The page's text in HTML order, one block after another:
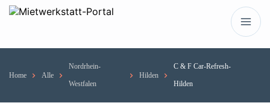
Home Alle
Nordrhein-
Westfalen
Hilden
C & F Car-Refresh-
Hilden